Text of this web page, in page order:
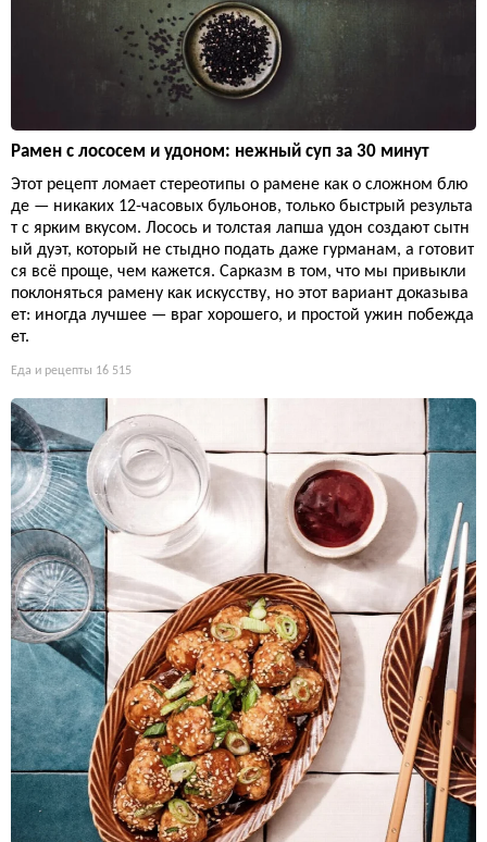
Рамен с лососем и удоном: нежный суп за 30 минут
Этот рецепт ломает стереотипы о рамене как о сложном блю
де — никаких 12-часовых бульонов, только быстрый результа
т с ярким вкусом. Лосось и толстая лапша удон создают сытн
ый дуэт, который не стыдно подать даже гурманам, а готовит
ся всё проще, чем кажется. Сарказм в том, что мы привыкли
поклоняться рамену как искусству, но этот вариант доказыва
ет: иногда лучшее — враг хорошего, и простой ужин побежда
ет.
Еда и рецепты 16 515